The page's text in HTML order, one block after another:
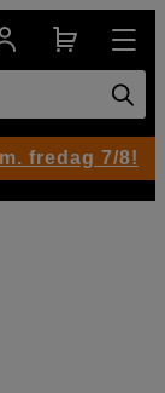
fredag 7/8!